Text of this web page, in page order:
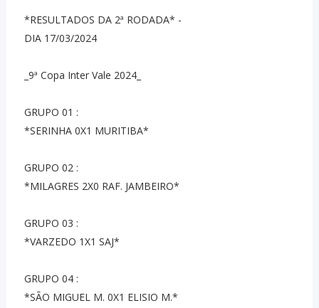
*RESULTADOS DA 2ª RODADA* -
DIA 17/03/2024
_9ª Copa Inter Vale 2024_
GRUPO 01 :
*SERINHA 0X1 MURITIBA*
GRUPO 02 :
*MILAGRES 2X0 RAF. JAMBEIRO*
GRUPO 03 :
*VARZEDO 1X1 SAJ*
GRUPO 04 :
*SÃO MIGUEL M. 0X1 ELISIO M.*